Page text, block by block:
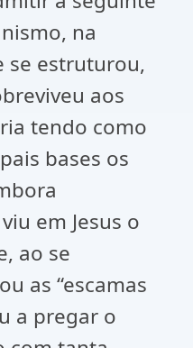
na
se estruturou,
aos
tendo como
bases os
em Jesus o
ao se
as “escamas
a pregar o